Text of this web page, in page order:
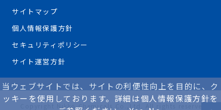
サイトマップ
個人情報保護方針
セキュリティポリシー
サイト運営方針
Copyright Nikko Chemicals Co.,Ltd. All rights reserved.
当ウェブサイトでは、サイトの利便性向上を目的に、ク
ッキーを使用しております。詳細は個人情報保護方針を